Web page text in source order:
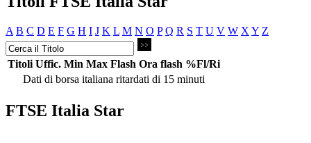
A B C D E F G H I J K L M N O P Q R S T U V W X Y Z
Titoli Uffic. Min Max Flash Ora flash %Fl/Ri
Dati di borsa italiana ritardati di 15 minuti
FTSE Italia Star